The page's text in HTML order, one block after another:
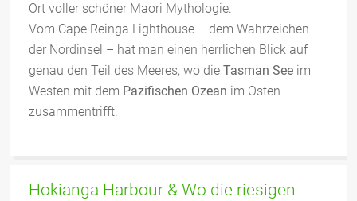
Ort voller schöner Maori Mythologie.
Vom Cape Reinga Lighthouse – dem Wahrzeichen
der Nordinsel – hat man einen herrlichen Blick auf
genau den Teil des Meeres, wo die Tasman See im
Westen mit dem Pazifischen Ozean im Osten
zusammentrifft.
Hokianga Harbour & Wo die riesigen